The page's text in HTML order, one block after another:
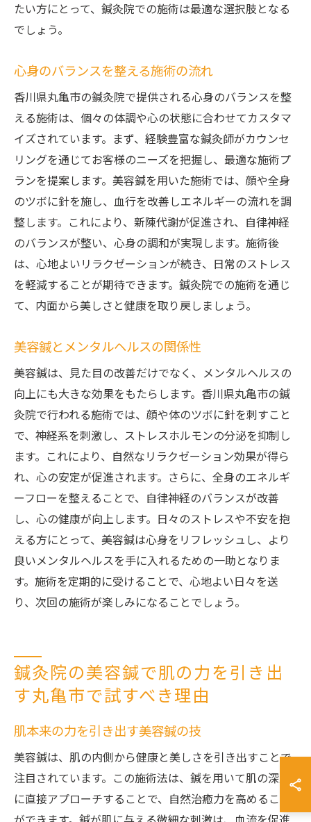
たい方にとって、鍼灸院での施術は最適な選択肢となる
でしょう。
心身のバランスを整える施術の流れ
香川県丸亀市の鍼灸院で提供される心身のバランスを整
える施術は、個々の体調や心の状態に合わせてカスタマ
イズされています。まず、経験豊富な鍼灸師がカウンセ
リングを通じてお客様のニーズを把握し、最適な施術プ
ランを提案します。美容鍼を用いた施術では、顔や全身
のツボに針を施し、血行を改善しエネルギーの流れを調
整します。これにより、新陳代謝が促進され、自律神経
のバランスが整い、心身の調和が実現します。施術後
は、心地よいリラクゼーションが続き、日常のストレス
を軽減することが期待できます。鍼灸院での施術を通じ
て、内面から美しさと健康を取り戻しましょう。
美容鍼とメンタルヘルスの関係性
美容鍼は、見た目の改善だけでなく、メンタルヘルスの
向上にも大きな効果をもたらします。香川県丸亀市の鍼
灸院で行われる施術では、顔や体のツボに針を刺すこと
で、神経系を刺激し、ストレスホルモンの分泌を抑制し
ます。これにより、自然なリラクゼーション効果が得ら
れ、心の安定が促進されます。さらに、全身のエネルギ
ーフローを整えることで、自律神経のバランスが改善
し、心の健康が向上します。日々のストレスや不安を抱
える方にとって、美容鍼は心身をリフレッシュし、より
良いメンタルヘルスを手に入れるための一助となりま
す。施術を定期的に受けることで、心地よい日々を送
り、次回の施術が楽しみになることでしょう。
鍼灸院の美容鍼で肌の力を引き出
す丸亀市で試すべき理由
肌本来の力を引き出す美容鍼の技
美容鍼は、肌の内側から健康と美しさを引き出すことで
注目されています。この施術法は、鍼を用いて肌の深層
に直接アプローチすることで、自然治癒力を高めること